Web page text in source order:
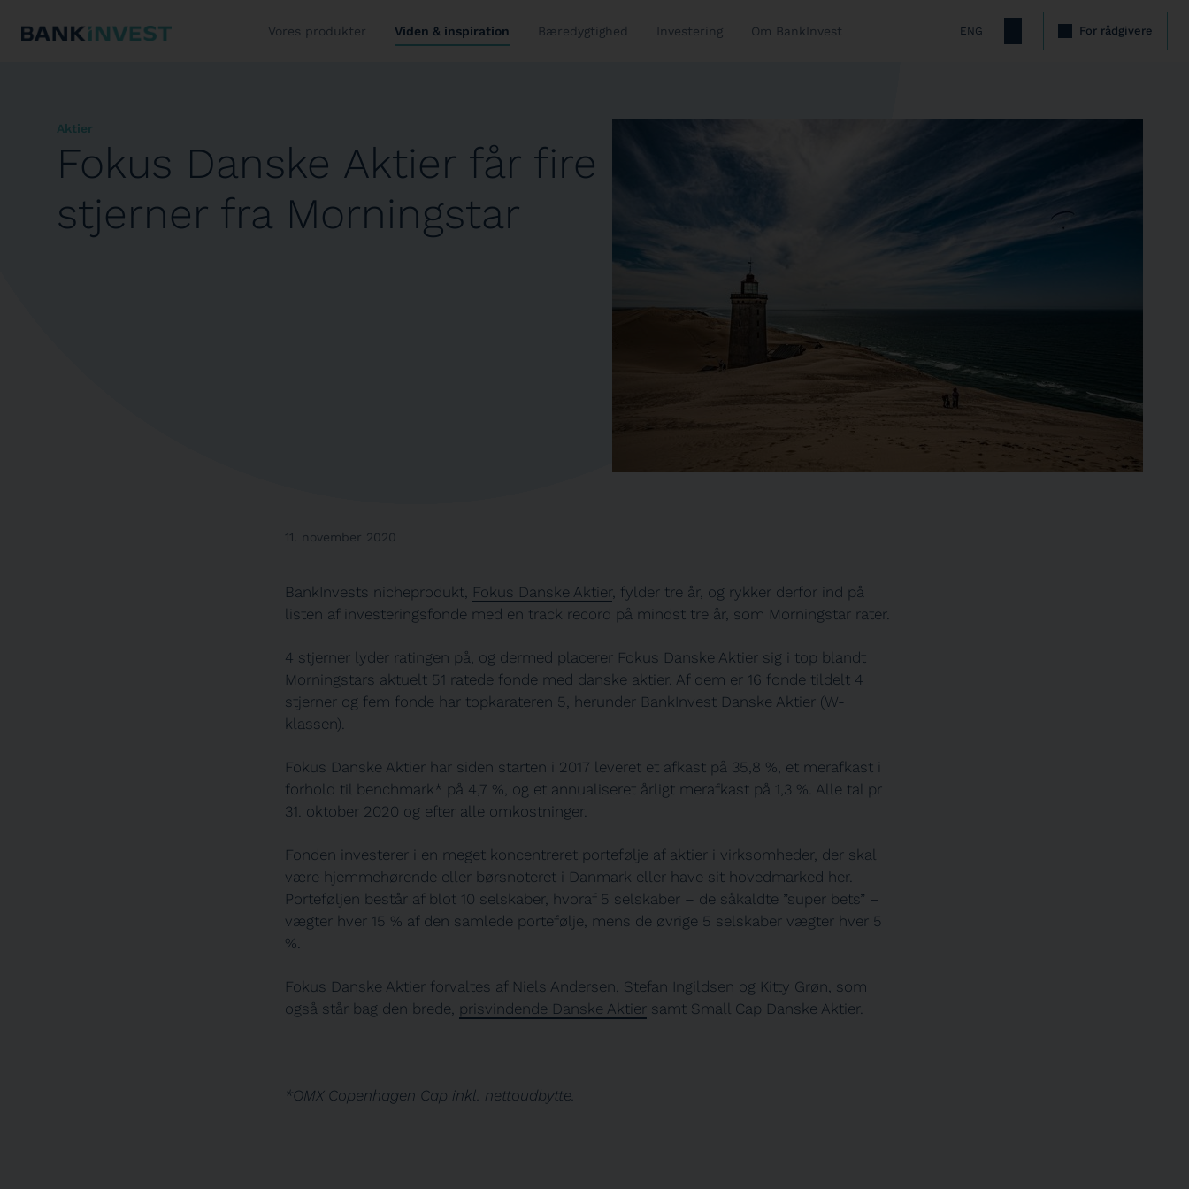
Vores produkter Viden & inspiration Bæredygtighed Investering Om BankInvest ENG For rådgivere
Aktier
Fokus Danske Aktier får fire
stjerner fra Morningstar
11. november 2020
BankInvests nicheprodukt, Fokus Danske Aktier, fylder tre år, og rykker derfor ind på
listen af investeringsfonde med en track record på mindst tre år, som Morningstar rater.
4 stjerner lyder ratingen på, og dermed placerer Fokus Danske Aktier sig i top blandt
Morningstars aktuelt 51 ratede fonde med danske aktier. Af dem er 16 fonde tildelt 4
stjerner og fem fonde har topkarateren 5, herunder BankInvest Danske Aktier (W-
klassen).
Fokus Danske Aktier har siden starten i 2017 leveret et afkast på 35,8 %, et merafkast i
forhold til benchmark* på 4,7 %, og et annualiseret årligt merafkast på 1,3 %. Alle tal pr
31. oktober 2020 og efter alle omkostninger.
Fonden investerer i en meget koncentreret portefølje af aktier i virksomheder, der skal
være hjemmehørende eller børsnoteret i Danmark eller have sit hovedmarked her.
Porteføljen består af blot 10 selskaber, hvoraf 5 selskaber – de såkaldte ”super bets” –
vægter hver 15 % af den samlede portefølje, mens de øvrige 5 selskaber vægter hver 5
%.
Fokus Danske Aktier forvaltes af Niels Andersen, Stefan Ingildsen og Kitty Grøn, som
også står bag den brede, prisvindende Danske Aktier samt Small Cap Danske Aktier.
*OMX Copenhagen Cap inkl. nettoudbytte.